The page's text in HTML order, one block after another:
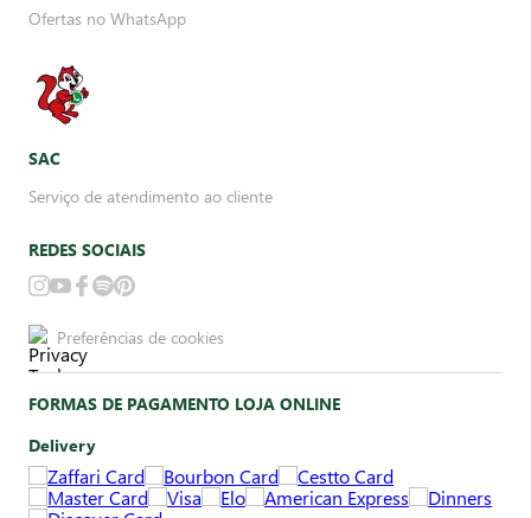
Ofertas no WhatsApp
SAC
Serviço de atendimento ao cliente
REDES SOCIAIS
Preferências de cookies
FORMAS DE PAGAMENTO LOJA ONLINE
Delivery